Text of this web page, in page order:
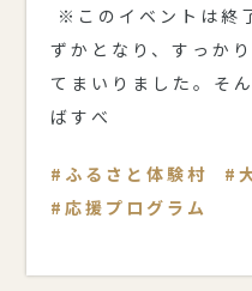
※このイベントは終
ずかとなり、すっか
てまいりました。そ
ばすべ
ふるさと体験村
応援プログラム